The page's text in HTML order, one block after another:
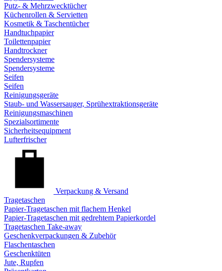
Putz- & Mehrzwecktücher
Küchenrollen & Servietten
Kosmetik & Taschentücher
Handtuchpapier
Toilettenpapier
Handtrockner
Spendersysteme
Spendersysteme
Seifen
Seifen
Reinigungsgeräte
Staub- und Wassersauger, Sprühextraktionsgeräte
Reinigungsmaschinen
Spezialsortimente
Sicherheitsequipment
Lufterfrischer
Verpackung & Versand
Tragetaschen
Papier-Tragetaschen mit flachem Henkel
Papier-Tragetaschen mit gedrehtem Papierkordel
Tragetaschen Take-away
Geschenkverpackungen & Zubehör
Flaschentaschen
Geschenktüten
Jute, Rupfen